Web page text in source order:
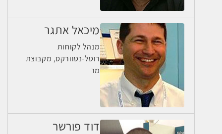
מיכאל אתגר
מנהל לקוחות
רוטל-נטוורקס, מקבוצת
מר
דוד פורשר